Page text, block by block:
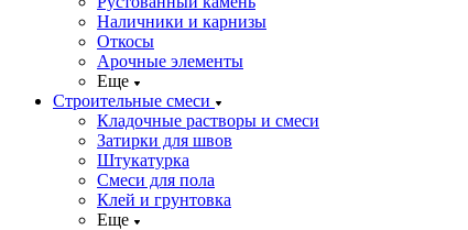
Наличники и карнизы
Откосы
Арочные элементы
Еще
Строительные смеси
Кладочные растворы и смеси
Затирки для швов
Штукатурка
Смеси для пола
Клей и грунтовка
Еще